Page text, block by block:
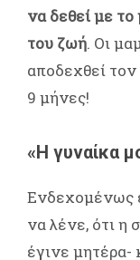
να δεθεί με
του ζωή. Οι
αποδεχθεί
9 μήνες!
«Η γυναίκα
Ενδεχομένως
να λένε, ότι η
έγινε μητέρα-